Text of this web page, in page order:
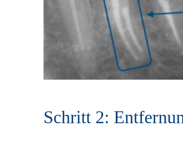
Schritt 2: